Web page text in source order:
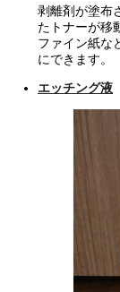
剥離剤が塗布
たトナーが移
ファイン紙な
にできます。
エッチング液